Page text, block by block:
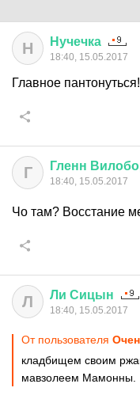
Н Нучечка
18:40, 15.05.2017
Главное пантонуться!
Г Гленн
18:40, 15.05.2017
Чо там? Восстание
Л Ли Сицын
18:40, 15.05.2017
От пользователя
кладбищем своим
мавзолеем Мамонны.